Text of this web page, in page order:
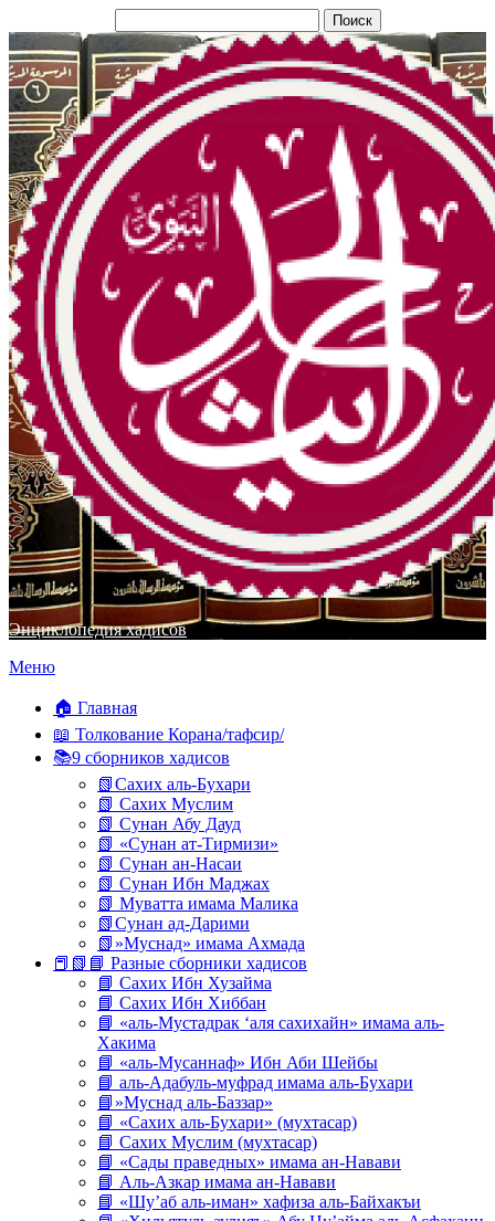
Энциклопедия хадисов
Перейти
содержимому
Меню
🏠 Главная
📖 Толкование Корана/тафсир/
📚9 сборников хадисов
📗Сахих аль-Бухари
📗 Сахих Муслим
📗 Сунан Абу Дауд
📗 «Сунан ат-Тирмизи»
📗 Сунан ан-Насаи
📗 Сунан Ибн Маджах
📗 Муватта имама Малика
📗Сунан ад-Дарими
📗»Муснад» имама Ахмада
📕📗📘 Разные сборники хадисов
📘 Сахих Ибн Хузайма
📘 Сахих Ибн Хиббан
📘 «аль-Мустадрак ‘аля сахихайн» имама аль-
Хакима
📘 «аль-Мусаннаф» Ибн Аби Шейбы
📘 аль-Адабуль-муфрад имама аль-Бухари
📘»Муснад аль-Баззар»
📘 «Сахих аль-Бухари» (мухтасар)
📘 Сахих Муслим (мухтасар)
📘 «Сады праведных» имама ан-Навави
📘 Аль-Азкар имама ан-Навави
📘 «Шу’аб аль-иман» хафиза аль-Байхакъи